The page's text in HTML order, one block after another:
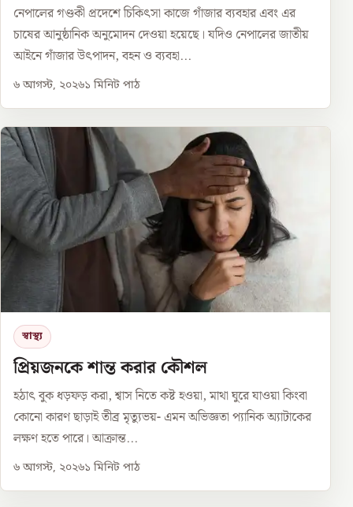
নেপালের গণ্ডকী প্রদেশে চিকিৎসা কাজে গাঁজার ব্যবহার এবং এর
চাষের আনুষ্ঠানিক অনুমোদন দেওয়া হয়েছে। যদিও নেপালের জাতীয়
আইনে গাঁজার উৎপাদন, বহন ও ব্যবহা...
৬ আগস্ট, ২০২৬১ মিনিট পাঠ
স্বাস্থ্য
প্রিয়জনকে শান্ত করার কৌশল
হঠাৎ বুক ধড়ফড় করা, শ্বাস নিতে কষ্ট হওয়া, মাথা ঘুরে যাওয়া কিংবা
কোনো কারণ ছাড়াই তীব্র মৃত্যুভয়- এমন অভিজ্ঞতা প্যানিক অ্যাটাকের
লক্ষণ হতে পারে। আক্রান্ত...
৬ আগস্ট, ২০২৬১ মিনিট পাঠ